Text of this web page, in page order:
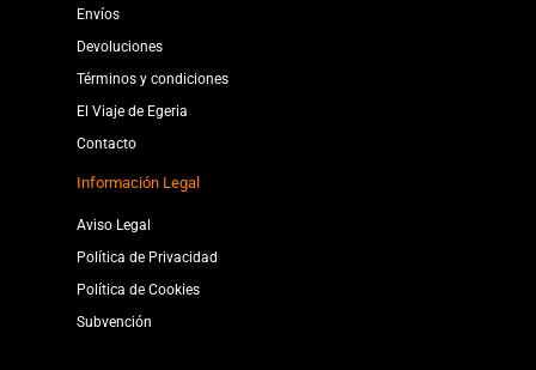
Envíos
Devoluciones
Términos y condiciones
El Viaje de Egeria
Contacto
Información Legal
Aviso Legal
Política de Privacidad
Política de Cookies
Subvención